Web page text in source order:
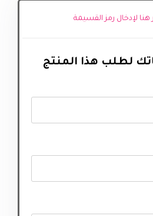
هنا لإدخال رمز القسيمة
لطلب هذا المنتج‬